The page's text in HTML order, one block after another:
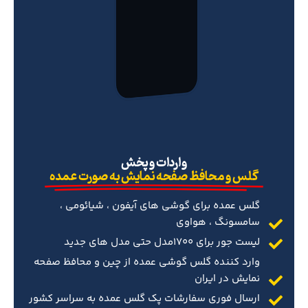
‌واردات و پخش
گلس و محافظ صفحه نمایش به صورت عمده
گلس عمده برای گوشی های آیفون ، شیائومی ،
سامسونگ ، هواوی
لیست جور برای 1700مدل حتی مدل های جدید
وارد کننده گلس گوشی عمده از چین و محافظ صفحه
نمایش در ایران
ارسال فوری سفارشات پک گلس عمده به سراسر کشور